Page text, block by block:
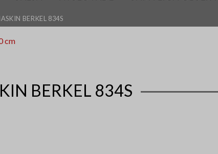
BERKEL 834S
cm
BERKEL 834S